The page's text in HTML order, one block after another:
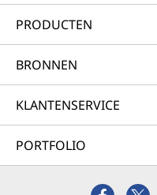
PRODUCTEN
BRONNEN
KLANTENSERVICE
PORTFOLIO